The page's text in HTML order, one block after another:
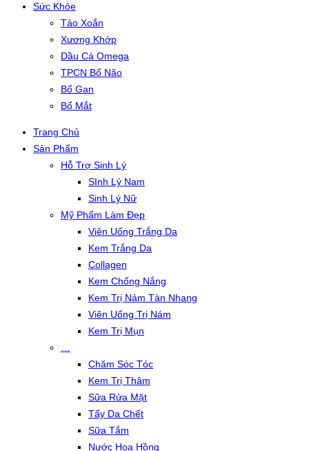
Sức Khỏe
Tảo Xoắn
Xương Khớp
Dầu Cá Omega
TPCN Bổ Não
Bổ Gan
Bổ Mắt
Trang Chủ
Sản Phẩm
Hỗ Trợ Sinh Lý
SInh Lý Nam
Sinh Lý Nữ
Mỹ Phẩm Làm Đẹp
Viên Uống Trắng Da
Kem Trắng Da
Collagen
Kem Chống Nắng
Kem Trị Nám Tàn Nhang
Viên Uống Trị Nám
Kem Trị Mụn
Chăm Sóc Tóc
Kem Trị Thâm
Sữa Rửa Mặt
Tẩy Da Chết
Sữa Tắm
Nước Hoa Hồng